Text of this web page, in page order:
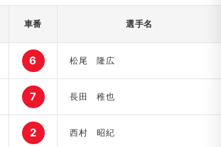
車番 選手名
6 松尾 隆広
7 長田 稚也
2 西村 昭紀